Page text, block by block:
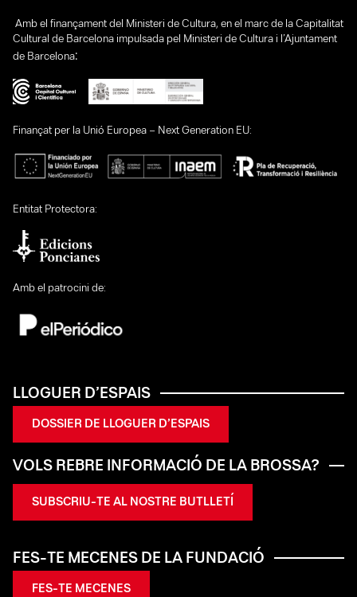
Amb el finançament del Ministeri de Cultura, en el marc de la Capitalitat
Cultural de Barcelona impulsada pel Ministeri de Cultura i l’Ajuntament
de Barcelona:
Finançat per la Unió Europea – Next Generation EU:
Entitat Protectora:
Amb el patrocini de:
LLOGUER D’ESPAIS
DOSSIER DE LLOGUER D’ESPAIS
VOLS REBRE INFORMACIÓ DE LA BROSSA?
SUBSCRIU-TE AL NOSTRE BUTLLETÍ
FES-TE MECENES DE LA FUNDACIÓ
FES-TE MECENES